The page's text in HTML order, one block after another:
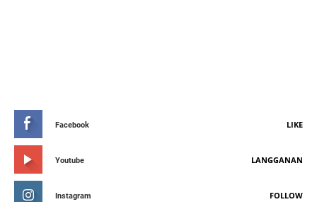
Facebook LIKE
Youtube LANGGANAN
Instagram FOLLOW